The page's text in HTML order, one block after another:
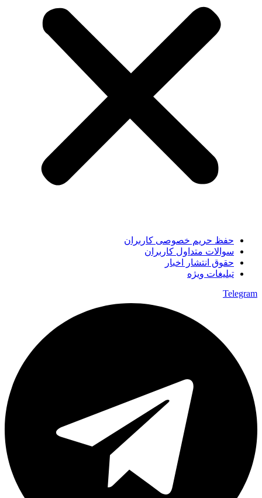
حفظ حریم خصوصی کاربران
سوالات متداول کاربران
حقوق انتشار اخبار
تبلیغات ویژه
Telegram